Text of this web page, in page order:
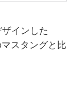
インした
スタングと比